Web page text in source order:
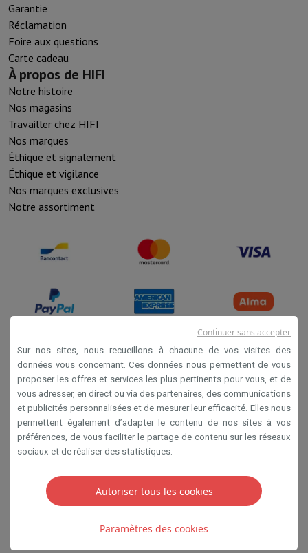
Garantie
Réclamation
Foire aux questions
Carte cadeau
À propos de HIFI
Notre histoire
Nos magasins
Travailler chez HIFI
Nos marques
Éthique et signalement
Éthique et vigilance
Nos marques exclusives
Notre assortiment
Conditions de vente
Privacy
Disclaimer
Cookies
SA HIFI international 2 Rue Läiteschbaach, 5324
Contern, G-D de Luxembourg - 00 128 297/101
TVA LU 190.388.17
Sur nos sites, nous recueillons à chacune de vos visites des
données vous concernant. Ces données nous permettent de vous
proposer les offres et services les plus pertinents pour vous, et de
vous adresser, en direct ou via des partenaires, des communications
et publicités personnalisées et de mesurer leur efficacité. Elles nous
permettent également d’adapter le contenu de nos sites à vos
préférences, de vous faciliter le partage de contenu sur les réseaux
sociaux et de réaliser des statistiques.
Autoriser tous les cookies
Paramètres des cookies
Continuer sans accepter